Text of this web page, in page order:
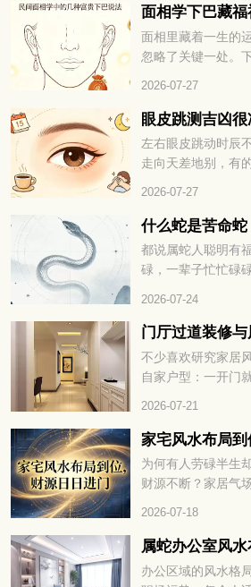
合的问题。所以古
法，参考两人是否
好奇，自己和什么
们就一起来看看。
面相里藏着一生的
忽略了关键一处。
层次与人生走向。
形状富贵不愁，到
下一看便知！
2026-07-27
眼皮跳测吉凶
左右眼皮跳动时辰
走向天差地别，有
预判运势、规避霉
期眼皮跳动，究竟
细查看！
2026-07-27
什么蛇是苦命
都说属蛇人聪明有
碌，一辈子忙忙碌
累。民间老辈常讲
多和降生的时节息
大悟。什么蛇是苦
到底是哪几个月份
2026-07-24
不少喜欢研究家居
自家户型：一开门
帘来调整气场？今
聊入户过道的装修
2026-07-21
家宅风水布局
为何有人劳碌半生
财源不断？家居气
节，错失聚财良机
福运与财气常驻家
日日进门。想知道
2026-07-18
属蛇办公室风
办公区域的风水格